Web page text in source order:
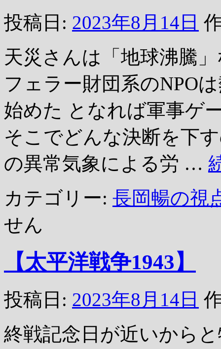
投稿日: 2023年8月14日
天災さんは「地球沸騰
フェラー財団系のNPO
始めた となれば軍事ゲ
そこでどんな決断を下
の異常気象による労 …
カテゴリー: 長岡暢の視
せん
【太平洋戦争1943】
投稿日: 2023年8月14日
終戦記念日が近いから